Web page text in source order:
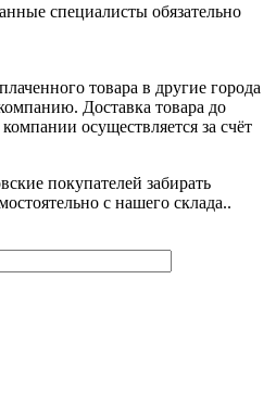
специалисты обязательно
товара в другие города
Доставка товара до
осуществляется за счёт
покупателей забирать
с нашего склада..